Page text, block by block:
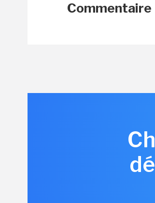
Commentaire